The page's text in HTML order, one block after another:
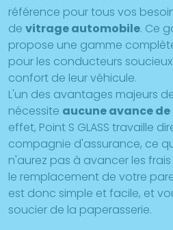
référence pour tous vos
de vitrage automobile. Ce
propose une gamme
pour les conducteurs
confort de leur véhicule.
L'un des avantages majeurs
nécessite aucune avance
effet, Point S GLASS travaille
compagnie d'assurance, ce
n'aurez pas à avancer les
le remplacement de votre
est donc simple et facile, et
soucier de la paperasserie.